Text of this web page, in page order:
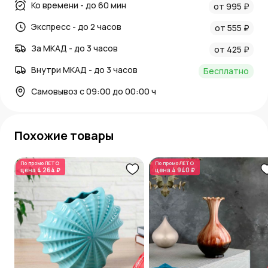
Ко времени - до 60 мин
от 995 ₽
Экспресс - до 2 часов
от 555 ₽
За МКАД - до 3 часов
от 425 ₽
Внутри МКАД - до 3 часов
Бесплатно
Самовывоз с 09:00 до 00:00 ч
Похожие товары
По промоЛЕТО
цена4 264 ₽
По промоЛЕТО
цена 4 940 ₽